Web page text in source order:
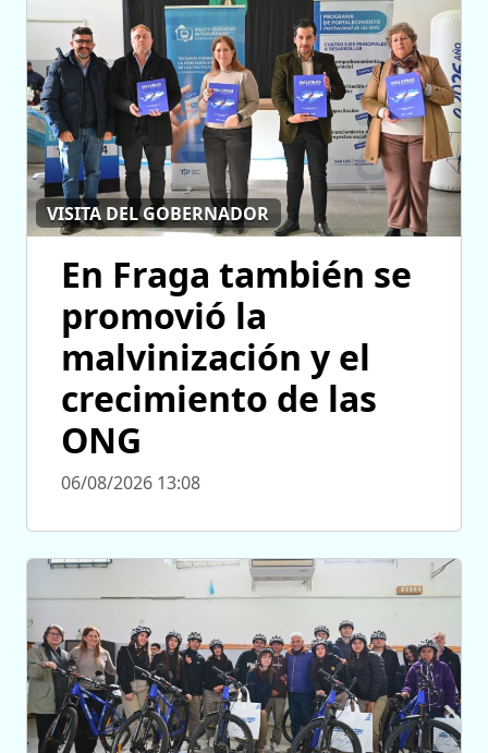
VISITA DEL GOBERNADOR
En Fraga también se
promovió la
malvinización y el
crecimiento de las
ONG
06/08/2026 13:08